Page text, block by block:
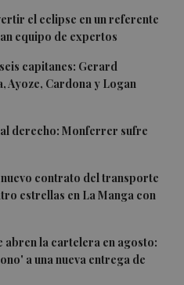
el eclipse en un referente
equipo de expertos
capitanes: Gerard
Ayoze, Cardona y Logan
derecho: Monferrer sufre
contrato del transporte
estrellas en La Manga con
abren la cartelera en agosto:
a una nueva entrega de